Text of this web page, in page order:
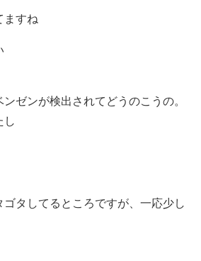
ますね
ゼンが検出されてどうのこうの。
し
タしてるところですが、一応少し